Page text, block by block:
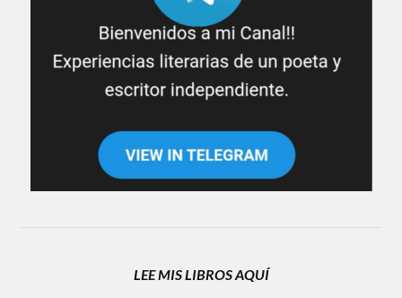
LEE MIS LIBROS AQUÍ